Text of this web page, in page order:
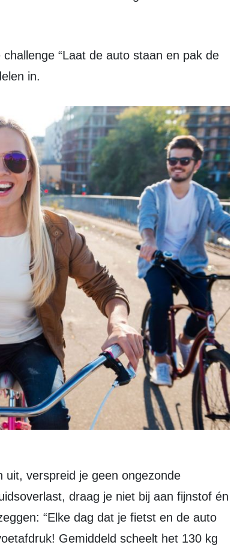
in.
draag je niet bij aan fijnstof én
“Elke dag dat je fietst en de auto
Gemiddeld scheelt het 130 kg